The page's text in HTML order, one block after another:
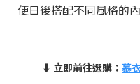
便日後搭配不同風格的
⬇ 立即前往選購： 慕